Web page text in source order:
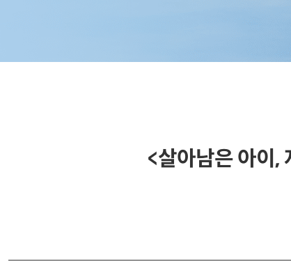
<살아남은 아이,